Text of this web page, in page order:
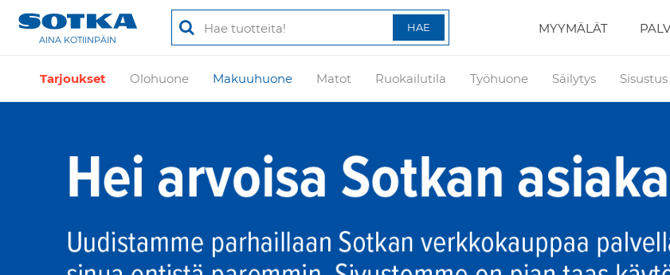
AINA KOTIINPÄIN
Tarjoukset Olohuone Makuuhuone Matot Ruokailutila Työhuone Säilytys Sisustus
MYYMÄLÄT